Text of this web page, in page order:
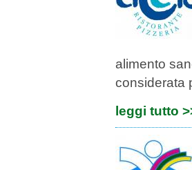
alimento
considerata
leggi tutto